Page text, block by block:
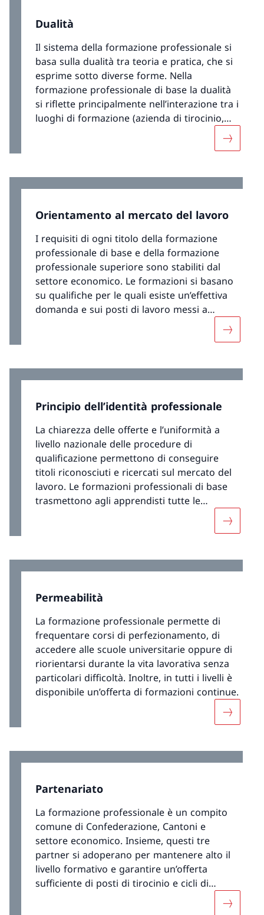
Dualità
Il sistema della formazione professionale si
basa sulla dualità tra teoria e pratica, che si
esprime sotto diverse forme. Nella
formazione professionale di base la dualità
si riflette principalmente nell’interazione tra i
luoghi di formazione (azienda di tirocinio,
corsi interaziendali e scuola professionale).
Nella formazione professionale superiore le
dall’esperienza pratica acquisita dagli
studenti. Nei luoghi di formazione i
trasmettono competenze teoriche e
Orientamento al mercato del lavoro
I requisiti di ogni titolo della formazione
professionale di base e della formazione
professionale superiore sono stabiliti dal
settore economico. Le formazioni si basano
su qualifiche per le quali esiste un’effettiva
domanda e sui posti di lavoro messi a
Principio dell’identità professionale
La chiarezza delle offerte e l’uniformità a
livello nazionale delle procedure di
qualificazione permettono di conseguire
titoli riconosciuti e ricercati sul mercato del
lavoro. Le formazioni professionali di base
trasmettono agli apprendisti tutte le
rilasciano un titolo che permette di svolgere
Permeabilità
La formazione professionale permette di
frequentare corsi di perfezionamento, di
accedere alle scuole universitarie oppure di
riorientarsi durante la vita lavorativa senza
particolari difficoltà. Inoltre, in tutti i livelli è
disponibile un’offerta di formazioni continue.
Partenariato
La formazione professionale è un compito
comune di Confederazione, Cantoni e
settore economico. Insieme, questi tre
partner si adoperano per mantenere alto il
livello formativo e garantire un’offerta
sufficiente di posti di tirocinio e cicli di